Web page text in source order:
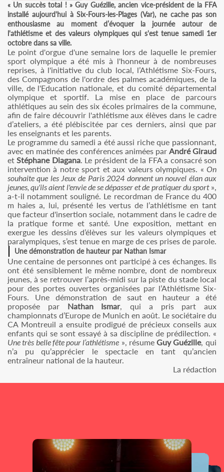
« Un succès total ! » Guy Guézille, ancien vice-président de la FFA
installé aujourd'hui à Six-Fours-les-Plages (Var), ne cache pas son
enthousiasme au moment d’évoquer la journée autour de
l'athlétisme et des valeurs olympiques qui s'est tenue samedi 1er
octobre dans sa ville.
Le point d'orgue d'une semaine lors de laquelle le premier
sport olympique a été mis à l'honneur à de nombreuses
reprises, à l'initiative du club local, l’Athlétisme Six-Fours,
des Compagnons de l'ordre des palmes académiques, de la
ville, de l'Education nationale, et du comité départemental
olympique et sportif. La mise en place de parcours
athlétiques au sein des six écoles primaires de la commune,
afin de faire découvrir l'athlétisme aux élèves dans le cadre
d’ateliers, a été plébiscitée par ces derniers, ainsi que par
les enseignants et les parents.
Le programme du samedi a été aussi riche que passionnant,
avec en matinée des conférences animées par André Giraud
etStéphane Diagana. Le président de la FFA a consacré son
intervention à notre sport et aux valeurs olympiques. « On
souhaite que les Jeux de Paris 2024 donnent un nouvel élan aux
jeunes, qu'ils aient l'envie de se dépasser et de pratiquer du sport»,
a-t-il notamment souligné. Le recordman de France du 400
m haies a, lui, présenté les vertus de l’athlétisme en tant
que facteur d'insertion sociale, notamment dans le cadre de
la pratique forme et santé. Une exposition, mettant en
exergue les dessins d’élèves sur les valeurs olympiques et
paralympiques, s’est tenue en marge de ces prises de parole.
Une démonstration de hauteur par Nathan Ismar
Une centaine de personnes ont participé à ces échanges. Ils
ont été sensiblement le même nombre, dont de nombreux
jeunes, à se retrouver l’après-midi sur la piste du stade local
pour des portes ouvertes organisées par l’Athlétisme Six-
Fours. Une démonstration de saut en hauteur a été
proposée par Nathan Ismar, qui a pris part aux
championnats d’Europe de Munich en août. Le sociétaire du
CA Montreuil a ensuite prodigué de précieux conseils aux
enfants qui se sont essayé à sa discipline de prédilection. «
Une très belle fête pour l’athlétisme », résumeGuy Guézille, qui
n’a pu qu’apprécier le spectacle en tant qu’ancien
entraîneur national de la hauteur.
La rédaction